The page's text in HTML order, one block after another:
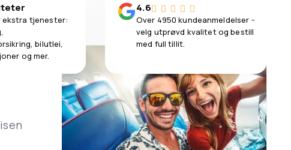
ekstra tjenester:
bilutlei,
og mer.
4.6
Over 4950 kundeanmeldelser -
velg utprøvd kvalitet og bestill
med full tillit.